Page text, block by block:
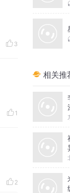
3
1
2
相关推